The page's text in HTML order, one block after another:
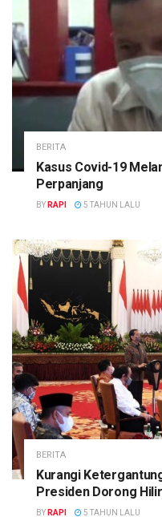
BERITA
Kasus Covid-19
Perpanjang
BY RAPI 5 TAHUN LALU
BERITA
Kurangi
Presiden Dorong
BY RAPI 5 TAHUN LALU